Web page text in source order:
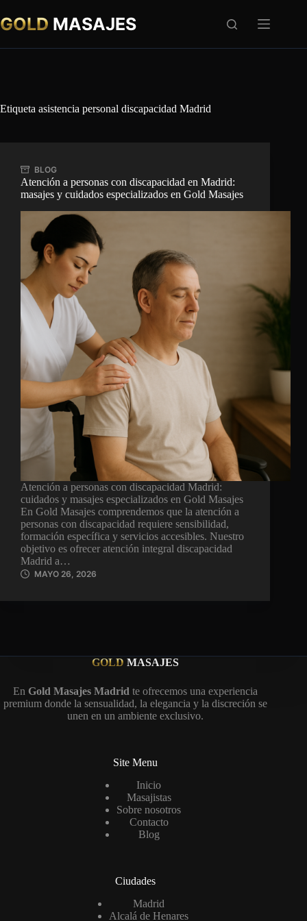
al
contenido
GOLD MASAJES
Etiqueta asistencia personal discapacidad Madrid
BLOG
Atención a personas con discapacidad en Madrid:
masajes y cuidados especializados en Gold Masajes
Atención a personas con discapacidad Madrid:
cuidados y masajes especializados en Gold Masajes
En Gold Masajes comprendemos que la atención a
personas con discapacidad requiere sensibilidad,
formación específica y servicios accesibles. Nuestro
objetivo es ofrecer atención integral discapacidad
Madrid a…
MAYO 26, 2026
GOLD MASAJES
En Gold Masajes Madrid te ofrecemos una experiencia
premium donde la sensualidad, la elegancia y la discreción se
unen en un ambiente exclusivo.
Site Menu
Inicio
Masajistas
Sobre nosotros
Contacto
Blog
Ciudades
Madrid
Alcalá de Henares